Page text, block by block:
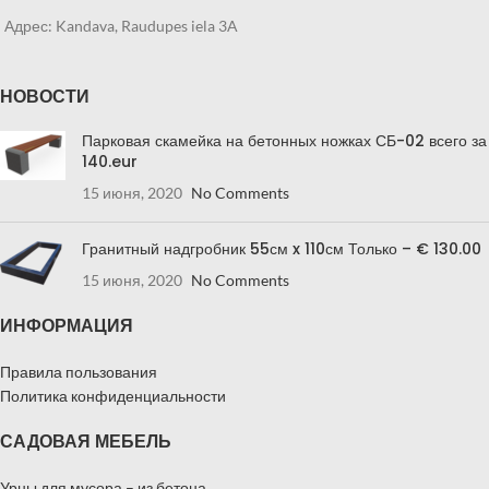
Адрес: Kandava, Raudupes iela 3A
НОВОСТИ
Парковая скамейка на бетонных ножках СБ-02 всего за
140.eur
15 июня, 2020 No Comments
Гранитный надгробник 55см x 110см Только – € 130.00
15 июня, 2020 No Comments
ИНФОРМАЦИЯ
Правила пользования
Политика конфиденциальности
САДОВАЯ МЕБЕЛЬ